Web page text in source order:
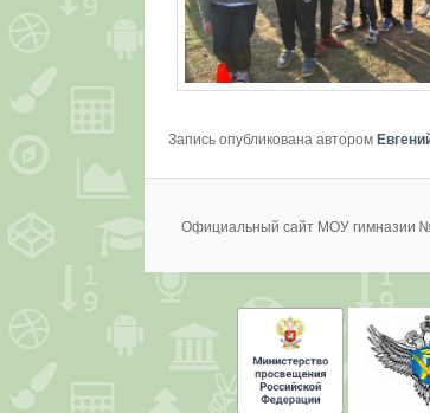
Запись опубликована автором
Официальный сайт МОУ гимназии